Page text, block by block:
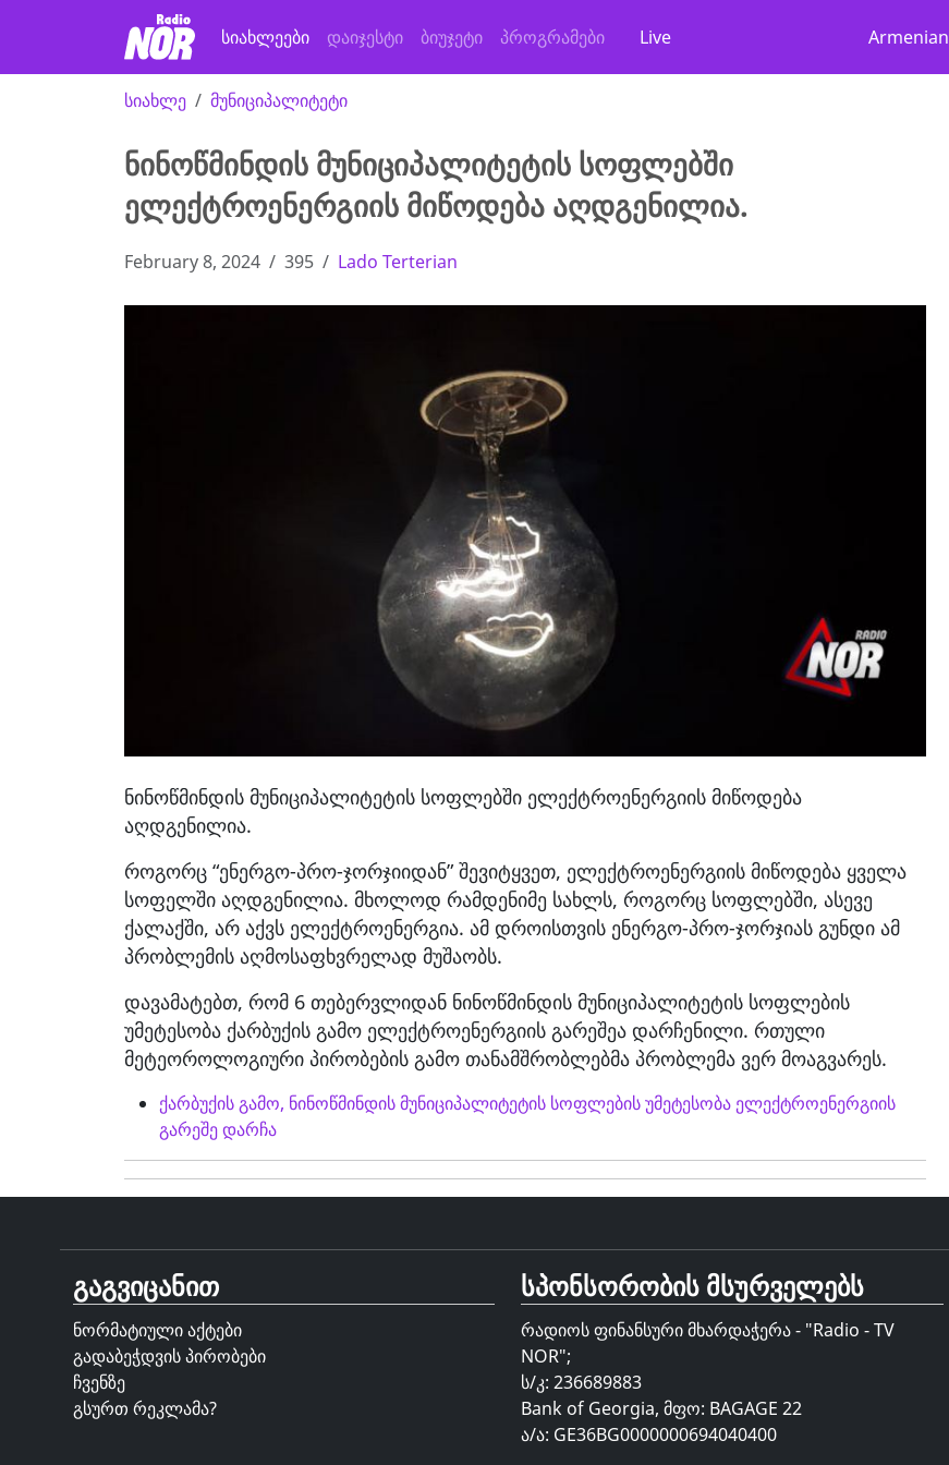
სიახლეები დაიჯესტი ბიუჯეტი პროგრამები Live Armenian
სიახლე მუნიციპალიტეტი
ნინოწმინდის მუნიციპალიტეტის სოფლებში
ელექტროენერგიის მიწოდება აღდგენილია.
February 8, 2024 395 Lado Terterian
ნინოწმინდის მუნიციპალიტეტის სოფლებში ელექტროენერგიის მიწოდება
აღდგენილია.
როგორც “ენერგო-პრო-ჯორჯიიდან” შევიტყვეთ, ელექტროენერგიის მიწოდება ყველა
სოფელში აღდგენილია. მხოლოდ რამდენიმე სახლს, როგორც სოფლებში, ასევე
ქალაქში, არ აქვს ელექტროენერგია. ამ დროისთვის ენერგო-პრო-ჯორჯიას გუნდი ამ
პრობლემის აღმოსაფხვრელად მუშაობს.
დავამატებთ, რომ 6 თებერვლიდან ნინოწმინდის მუნიციპალიტეტის სოფლების
უმეტესობა ქარბუქის გამო ელექტროენერგიის გარეშეა დარჩენილი. რთული
მეტეოროლოგიური პირობების გამო თანამშრობლებმა პრობლემა ვერ მოაგვარეს.
ქარბუქის გამო, ნინოწმინდის მუნიციპალიტეტის სოფლების უმეტესობა ელექტროენერგიის
გარეშე დარჩა
გაგვიცანით
ნორმატიული აქტები
გადაბეჭდვის პირობები
ჩვენზე
გსურთ რეკლამა?
სპონსორობის მსურველებს
რადიოს ფინანსური მხარდაჭერა - "Radio - TV
NOR";
ს/კ: 236689883
Bank of Georgia, მფო: BAGAGE 22
ა/ა: GE36BG0000000694040400